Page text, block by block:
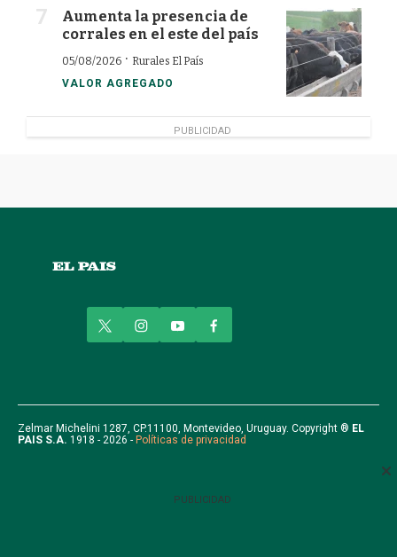
Aumenta la presencia de
corrales en el este del país
05/08/2026 · Rurales El País
VALOR AGREGADO
PUBLICIDAD
PUBLICIDAD
w
r
i
n
r
a
y
o
e
a
o
k
Zelmar Michelini 1287, CP.11100, Montevideo, Uruguay. Copyright ® EL
PAIS S.A. 1918 - 2026 - Políticas de privacidad